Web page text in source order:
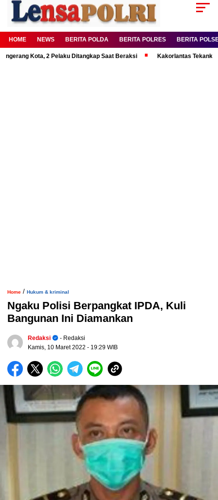
HOME NEWS BERITA POLDA BERITA POLRES BERITA
Kota, 2 Pelaku Ditangkap Saat Beraksi Kakorlantas Tekankan Mental
Home / Hukum & kriminal
Ngaku Polisi Berpangkat IPDA, Kuli
Bangunan Ini Diamankan
Redaksi
- Redaksi
Kamis, 10 Maret 2022 - 19:29 WIB